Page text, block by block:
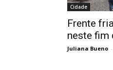
Cidade
Frente
neste fim
Juliana Bueno -